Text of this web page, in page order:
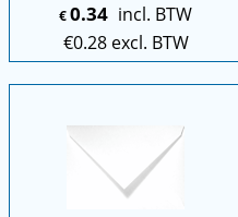
€0.34 incl. BTW
€0.28 excl. BTW